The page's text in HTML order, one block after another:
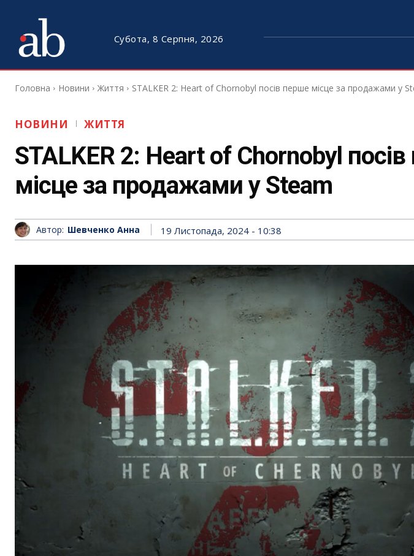
Субота, 8 Серпня, 2026
Головна Новини Життя STALKER 2: Heart of Chornobyl посів перше місце за продажами у
НОВИНИ ЖИТТЯ
STALKER 2: Heart of Chornobyl
місце за продажами у Steam
Автор: Шевченко Анна 19 Листопада, 2024 - 10:38